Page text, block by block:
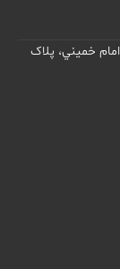
امام خميني، پلاک